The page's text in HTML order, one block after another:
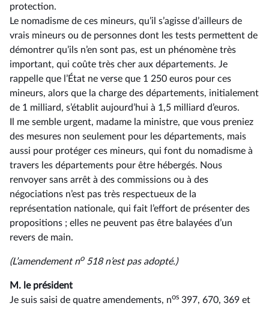
protection.
Le nomadisme de ces mineurs, qu’il s’agisse d’ailleurs de
vrais mineurs ou de personnes dont les tests permettent de
démontrer qu’ils n’en sont pas, est un phénomène très
important, qui coûte très cher aux départements. Je
rappelle que l’État ne verse que 1 250 euros pour ces
mineurs, alors que la charge des départements, initialement
de 1 milliard, s’établit aujourd’hui à 1,5 milliard d’euros.
Il me semble urgent, madame la ministre, que vous preniez
des mesures non seulement pour les départements, mais
aussi pour protéger ces mineurs, qui font du nomadisme à
travers les départements pour être hébergés. Nous
renvoyer sans arrêt à des commissions ou à des
négociations n’est pas très respectueux de la
représentation nationale, qui fait l’effort de présenter des
propositions ; elles ne peuvent pas être balayées d’un
revers de main.
(L’amendement no 518 n’est pas adopté.)
M. le président
Je suis saisi de quatre amendements, nos 397, 670, 369 et